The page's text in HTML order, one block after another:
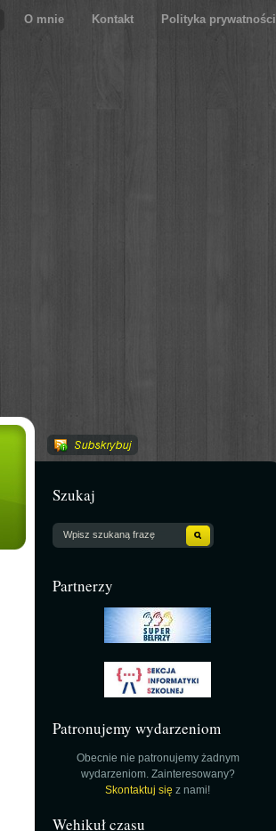
O mnie Kontakt Polityka prywatności
Szukaj
Partnerzy
Patronujemy wydarzeniom
Obecnie nie patronujemy żadnym
wydarzeniom. Zainteresowany?
Skontaktuj się z nami!
Wehikuł czasu